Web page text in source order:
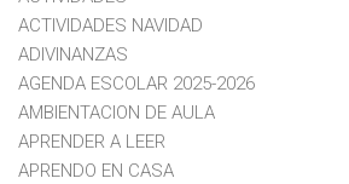
ACTIVIDADES NAVIDAD
ADIVINANZAS
AGENDA ESCOLAR 2025-2026
AMBIENTACION DE AULA
APRENDER A LEER
APRENDO EN CASA